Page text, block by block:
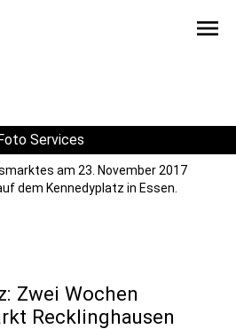
menu
Services
am 23. November 2017
dem Kennedyplatz in Essen.
Zwei Wochen
Recklinghausen